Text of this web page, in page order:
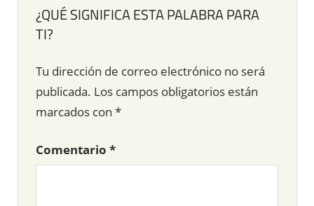
¿QUÉ SIGNIFICA ESTA PALABRA PARA
TI?
Tu dirección de correo electrónico no será
publicada. Los campos obligatorios están
marcados con *
Comentario *